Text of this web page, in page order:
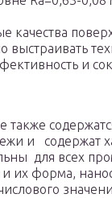
качества
выстраивать
и
и содержат
для всех
и их форма,